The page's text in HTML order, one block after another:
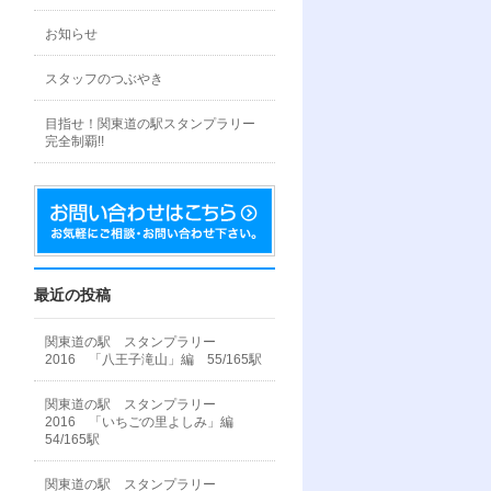
お知らせ
スタッフのつぶやき
目指せ！関東道の駅スタンプラリー
完全制覇!!
最近の投稿
関東道の駅 スタンプラリー
2016 「八王子滝山」編 55/165駅
関東道の駅 スタンプラリー
2016 「いちごの里よしみ」編
54/165駅
関東道の駅 スタンプラリー